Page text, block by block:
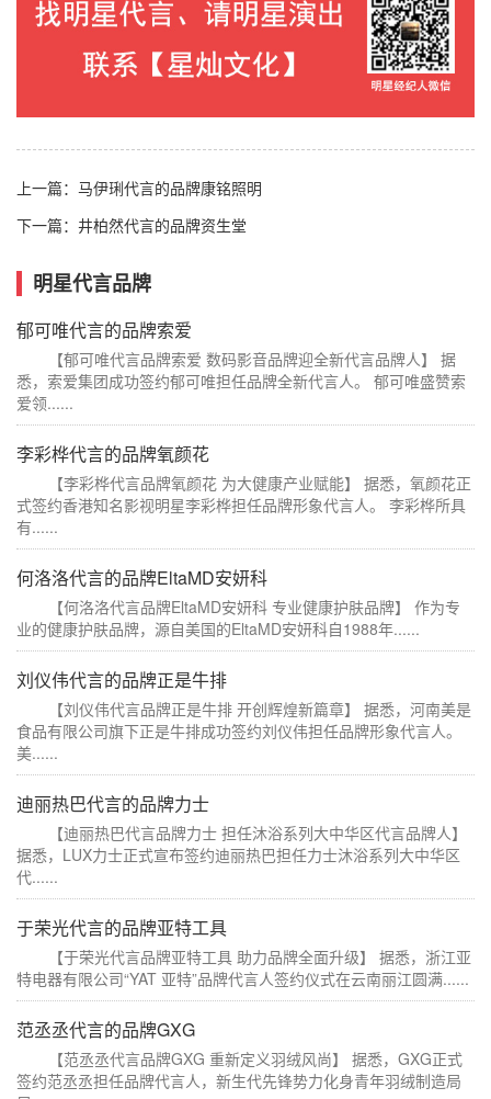
上一篇： 马伊琍代言的品牌康铭照明
下一篇： 井柏然代言的品牌资生堂
明星代言品牌
郁可唯代言的品牌索爱
【郁可唯代言品牌索爱 数码影音品牌迎全新代言品牌人】 据
悉，索爱集团成功签约郁可唯担任品牌全新代言人。 郁可唯盛赞索
爱领......
李彩桦代言的品牌氧颜花
【李彩桦代言品牌氧颜花 为大健康产业赋能】 据悉，氧颜花正
式签约香港知名影视明星李彩桦担任品牌形象代言人。 李彩桦所具
有......
何洛洛代言的品牌EltaMD安妍科
【何洛洛代言品牌EltaMD安妍科 专业健康护肤品牌】 作为专
业的健康护肤品牌，源自美国的EltaMD安妍科自1988年......
刘仪伟代言的品牌正是牛排
【刘仪伟代言品牌正是牛排 开创辉煌新篇章】 据悉，河南美是
食品有限公司旗下正是牛排成功签约刘仪伟担任品牌形象代言人。
美......
迪丽热巴代言的品牌力士
【迪丽热巴代言品牌力士 担任沐浴系列大中华区代言品牌人】
据悉，LUX力士正式宣布签约迪丽热巴担任力士沐浴系列大中华区
代......
于荣光代言的品牌亚特工具
【于荣光代言品牌亚特工具 助力品牌全面升级】 据悉，浙江亚
特电器有限公司“YAT 亚特”品牌代言人签约仪式在云南丽江圆满......
范丞丞代言的品牌GXG
【范丞丞代言品牌GXG 重新定义羽绒风尚】 据悉，GXG正式
签约范丞丞担任品牌代言人，新生代先锋势力化身青年羽绒制造局